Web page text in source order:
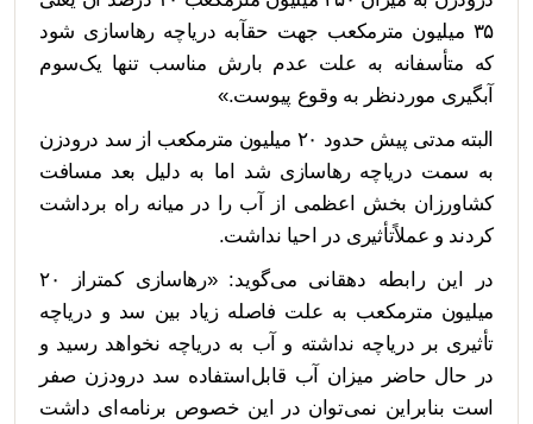
۳۵ میلیون مترمکعب جهت حقآبه دریاچه رهاسازی شود
که متأسفانه به علت عدم بارش مناسب تنها یک‌سوم
آبگیری موردنظر به وقوع پیوست.»
البته مدتی پیش حدود ۲۰ میلیون مترمکعب از سد درودزن
به سمت دریاچه رهاسازی شد اما به دلیل بعد مسافت
کشاورزان بخش اعظمی از آب را در میانه راه برداشت
کردند و عملاًتأثیری در احیا نداشت.
در این رابطه دهقانی می‌گوید: «رهاسازی کمتراز ۲۰
میلیون مترمکعب به علت فاصله زیاد بین سد و دریاچه
تأثیری بر دریاچه نداشته و آب به دریاچه نخواهد رسید و
در حال حاضر میزان آب قابل‌استفاده سد درودزن صفر
است بنابراین نمی‌توان در این خصوص برنامه‌ای داشت